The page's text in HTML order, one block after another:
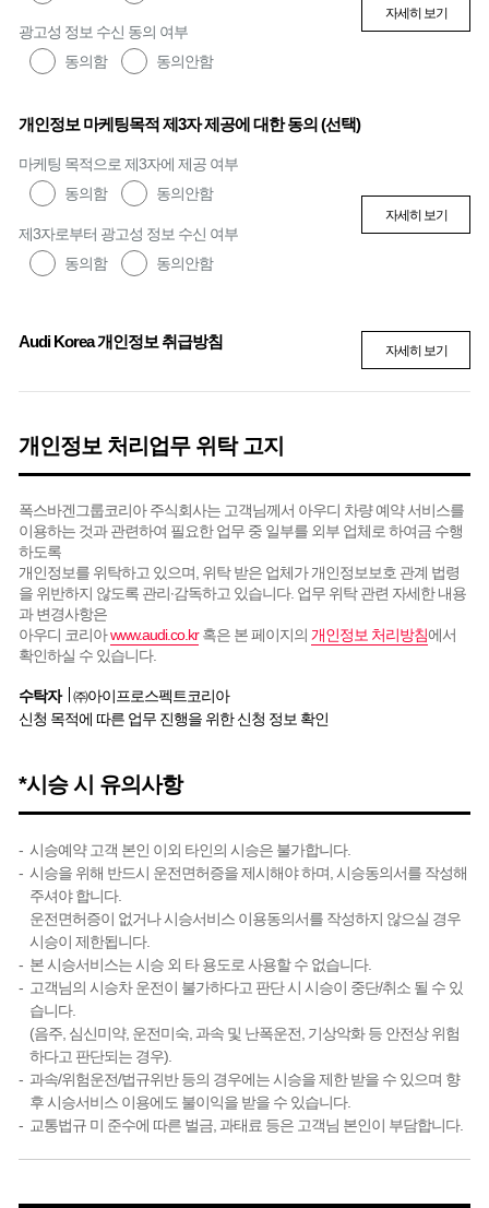
광고성 정보 수신 동의 여부
동의함
동의안함
자세히 보기
개인정보 마케팅목적 제3자 제공에 대한 동의 (선택)
마케팅 목적으로 제3자에 제공 여부
동의함
동의안함
제3자로부터 광고성 정보 수신 여부
동의함
동의안함
자세히 보기
Audi Korea 개인정보 취급방침 자세히 보기
개인정보 처리업무 위탁 고지
폭스바겐그룹코리아 주식회사는 고객님께서 아우디 차량 예약 서비스를
이용하는 것과 관련하여 필요한 업무 중 일부를 외부 업체로 하여금 수행
하도록
개인정보를 위탁하고 있으며, 위탁 받은 업체가 개인정보보호 관계 법령
을 위반하지 않도록 관리∙감독하고 있습니다. 업무 위탁 관련 자세한 내용
과 변경사항은
아우디 코리아www.audi.co.kr혹은 본 페이지의 개인정보 처리방침에서
확인하실 수 있습니다.
수탁자
㈜아이프로스펙트코리아
신청 목적에 따른 업무 진행을 위한 신청 정보 확인
*시승 시 유의사항
시승예약 고객 본인 이외 타인의 시승은 불가합니다.
시승을 위해 반드시 운전면허증을 제시해야 하며, 시승동의서를 작성해
주셔야 합니다.
운전면허증이 없거나 시승서비스 이용동의서를 작성하지 않으실 경우
시승이 제한됩니다.
본 시승서비스는 시승 외 타 용도로 사용할 수 없습니다.
고객님의 시승차 운전이 불가하다고 판단 시 시승이 중단/취소 될 수 있
습니다.
(음주, 심신미약, 운전미숙, 과속 및 난폭운전, 기상악화 등 안전상 위험
하다고 판단되는 경우).
과속/위험운전/법규위반 등의 경우에는 시승을 제한 받을 수 있으며 향
후 시승서비스 이용에도 불이익을 받을 수 있습니다.
교통법규 미 준수에 따른 벌금, 과태료 등은 고객님 본인이 부담합니다.